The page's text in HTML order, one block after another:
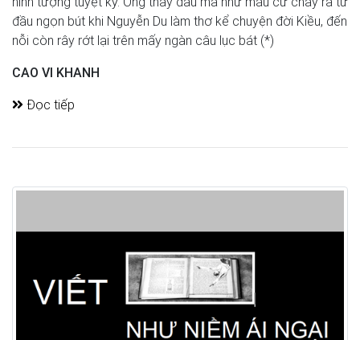
đầu ngọn bút khi Nguyễn Du làm thơ kể chuyện đời Kiều, đến
nỗi còn rây rớt lại trên mấy ngàn câu lục bát (*)
CAO VI KHANH
Đọc tiếp